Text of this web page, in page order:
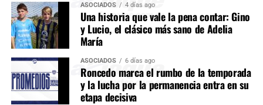
ASOCIADOS 4 días ago
Una historia que vale la pena contar: Gino
y Lucio, el clásico más sano de Adelia
María
ASOCIADOS 6 días ago
Roncedo marca el rumbo de la temporada
y la lucha por la permanencia entra en su
etapa decisiva